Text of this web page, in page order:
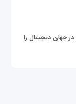
جهان دیجیتال را